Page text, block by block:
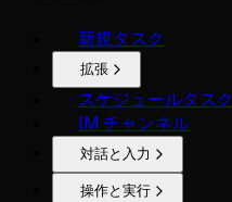
新規タスク
拡張
スケジュールタスク
IM チャンネル
対話と入力
操作と実行